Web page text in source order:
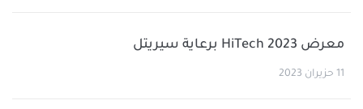
معرض HiTech 2023 برعاية سيريتل
11 حزيران 2023